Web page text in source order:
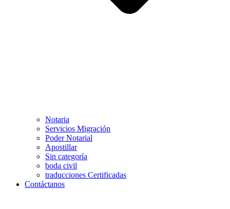
Notaria
Servicios Migración
Poder Notarial
Apostillar
Sin categoría
boda civil
traducciones Certificadas
Contáctanos